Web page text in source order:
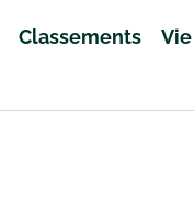
Classements